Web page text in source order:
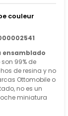
couleur
ensamblado
99% de
de resina y no
Ottomobile o
no es un
miniatura